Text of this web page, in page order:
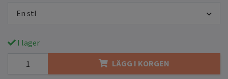
En stl
I lager
LÄGG I KORGEN